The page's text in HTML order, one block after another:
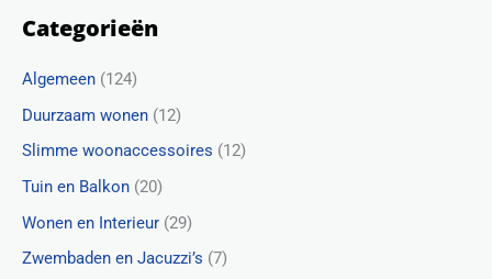
Categorieën
Algemeen (124)
Duurzaam wonen (12)
Slimme woonaccessoires (12)
Tuin en Balkon (20)
Wonen en Interieur (29)
Zwembaden en Jacuzzi’s (7)